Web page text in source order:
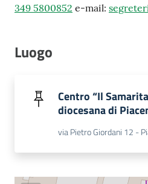
349 5800852 e-mail:
Luogo
Centro “Il
diocesana di
via Pietro Giordani 12 -